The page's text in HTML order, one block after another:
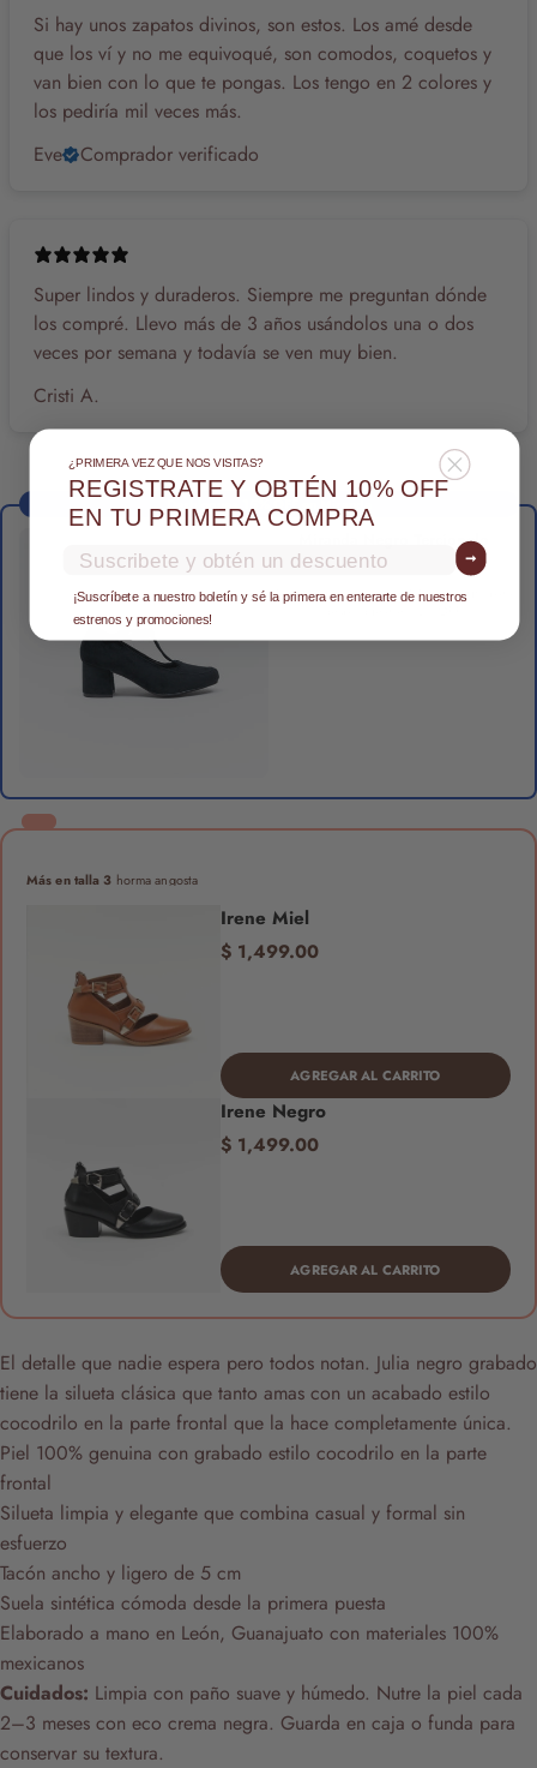
Si hay unos zapatos divinos, son estos. Los amé desde
que los ví y no me equivoqué, son comodos, coquetos y
van bien con lo que te pongas. Los tengo en 2 colores y
los pediría mil veces más.
Eve
Comprador verificado
Super lindos y duraderos. Siempre me preguntan dónde
los compré. Llevo más de 3 años usándolos una o dos
veces por semana y todavía se ven muy bien.
Cristi A.
Desbloquea 15% OFF en Miranda
Miranda Negro Terciopelo
3 4
Agrega primero otro MITU a tu carrito para
Más en talla 3 horma angosta
Irene Miel
$ 1,499.00
AGREGAR AL CARRITO
Irene Negro
$ 1,499.00
AGREGAR AL CARRITO
El detalle que nadie espera pero todos notan. Julia negro grabado
tiene la silueta clásica que tanto amas con un acabado estilo
cocodrilo en la parte frontal que la hace completamente única.
Piel 100% genuina con grabado estilo cocodrilo en la parte
frontal
Silueta limpia y elegante que combina casual y formal sin
esfuerzo
Tacón ancho y ligero de 5 cm
Suela sintética cómoda desde la primera puesta
Elaborado a mano en León, Guanajuato con materiales 100%
mexicanos
Cuidados: Limpia con paño suave y húmedo. Nutre la piel cada
2–3 meses con eco crema negra. Guarda en caja o funda para
conservar su textura.
¿PRIMERA VEZ QUE NOS VISITAS?
REGISTRATE Y OBTÉN 10% OFF
EN TU PRIMERA COMPRA
Email ➞
¡Suscríbete a nuestro boletín y sé la primera en enterarte de nuestros
estrenos y promociones!